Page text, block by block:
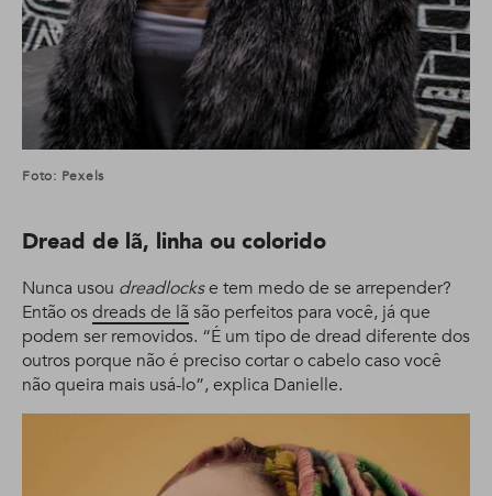
Foto: Pexels
Dread de lã, linha ou colorido
Nunca usou dreadlockse tem medo de se arrepender?
Então osdreads de lã são perfeitos para você, já que
podem ser removidos. “É um tipo de dread diferente dos
outros porque não é preciso cortar o cabelo caso você
não queira mais usá-lo”, explica Danielle.